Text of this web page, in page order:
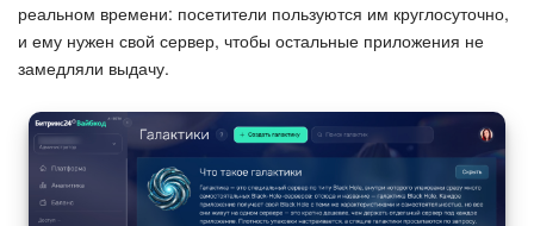
Изменения в статьях (архив)
ПОЛУЧИТЬ БЕСПЛАТНО
ВХОД
реальном времени: посетители пользуются им круглосуточно,
и ему нужен свой сервер, чтобы остальные приложения не
замедляли выдачу.